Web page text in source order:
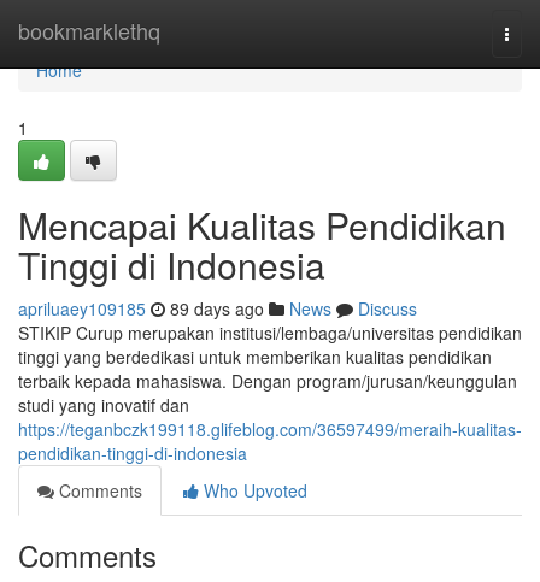
bookmarklethq
Home
Home
1
Mencapai Kualitas Pendidikan
Tinggi di Indonesia
apriluaey109185 89 days ago News
Discuss
STIKIP Curup merupakan institusi/lembaga/universitas pendidikan
tinggi yang berdedikasi untuk memberikan kualitas pendidikan
terbaik kepada mahasiswa. Dengan program/jurusan/keunggulan
studi yang inovatif dan
https://teganbczk199118.glifeblog.com/36597499/meraih-kualitas-
pendidikan-tinggi-di-indonesia
Comments
Who Upvoted
Comments